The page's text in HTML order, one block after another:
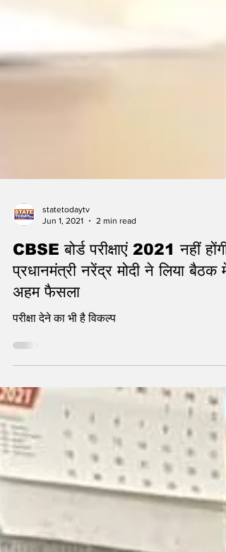
statetodaytv
Jun 1, 2021
2 min read
CBSE बोर्ड परीक्षाएं 2021 नहीं
प्रधानमंत्री नरेंद्र मोदी ने लिया बैठक में